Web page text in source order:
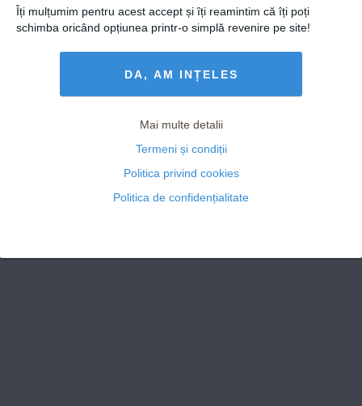
Îți mulțumim pentru acest accept și îți reamintim că îți poți
schimba oricând opțiunea printr-o simplă revenire pe site!
DA, AM INȚELES
Mai multe detalii
Termeni și condiții
Politica privind cookies
Politica de confidențialitate
Politica de confidențialitate și
© 2026 Ringier Romania. Toate